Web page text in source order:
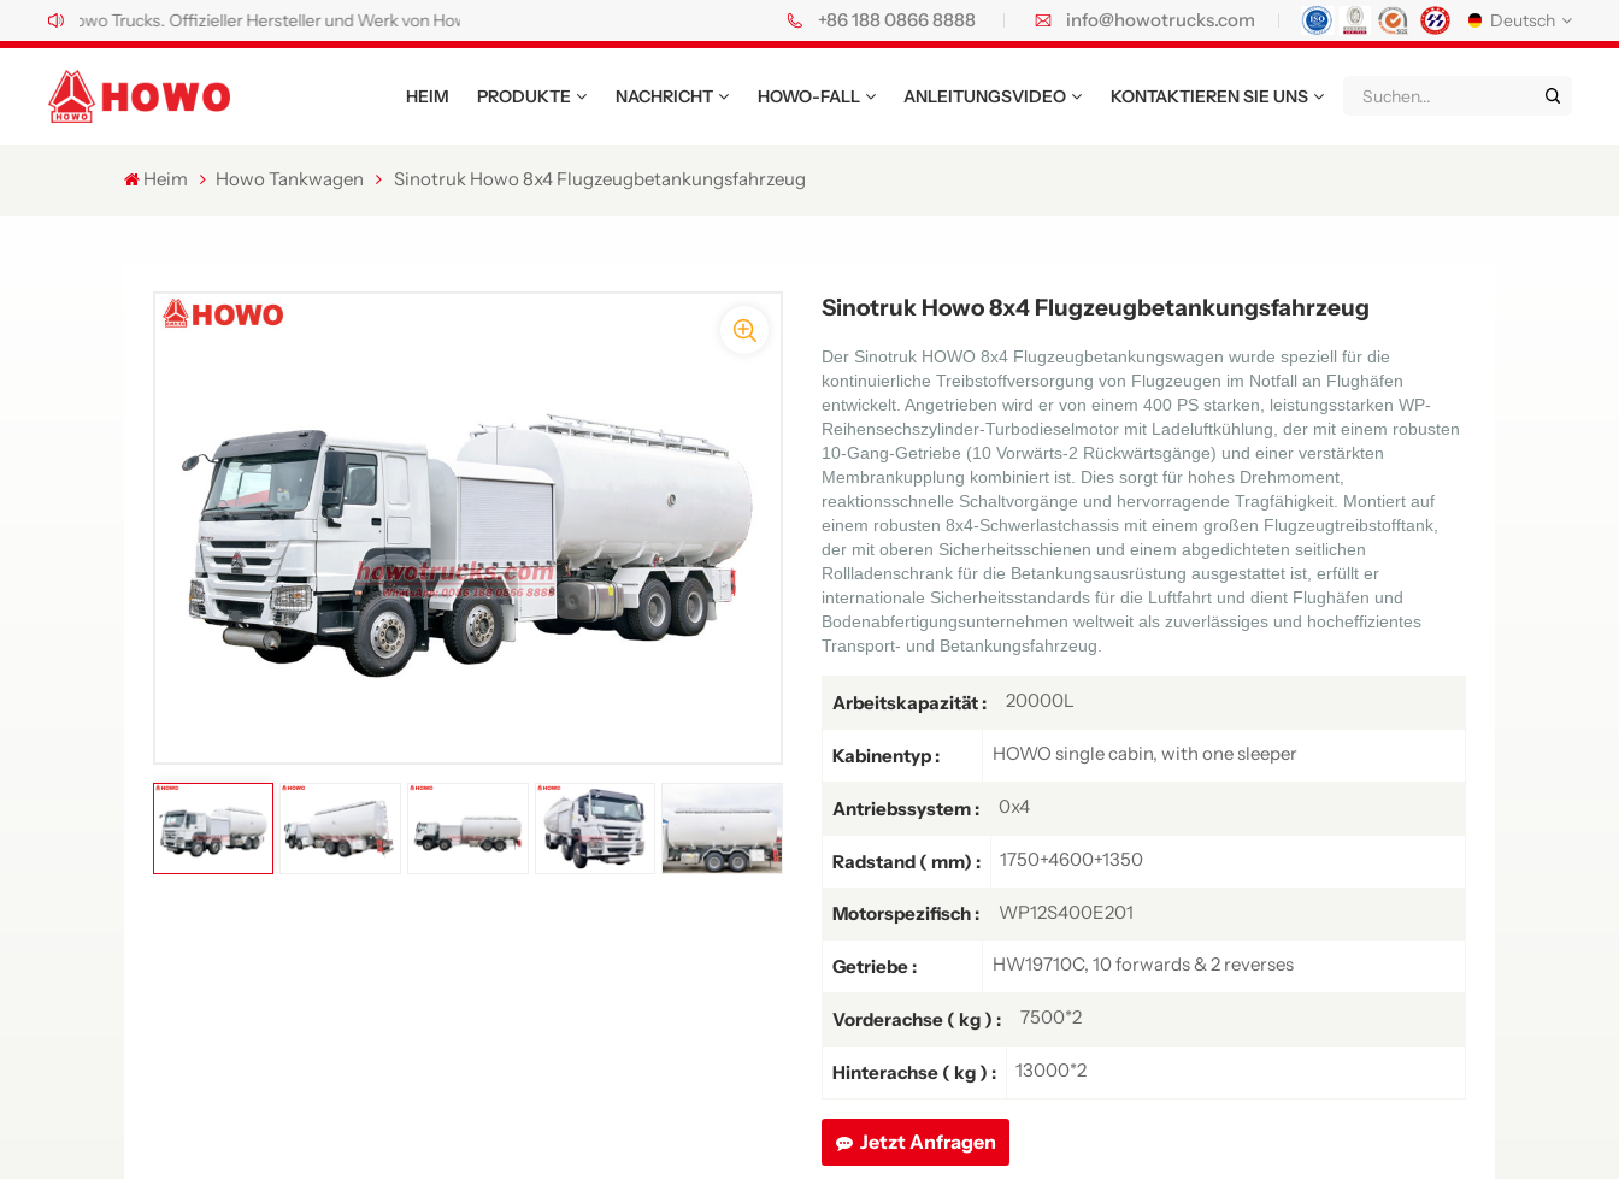
Trucks. Offizieller Hersteller und Werk von Howo Spezial-Lkw. +86 188 0866 8888 info@howotrucks.com Deutsch
Tiếng Việt عربي
မြန်မာ Filipino
Türkmenler o'zbek
українська čeština
Română فارسی
HEIM PRODUKTE NACHRICHT HOWO-FALL ANLEITUNGSVIDEO KONTAKTIEREN SIE UNS
Heim Howo Tankwagen Sinotruk Howo 8x4 Flugzeugbetankungsfahrzeug
Sinotruk Howo 8x4 Flugzeugbetankungsfahrzeug
Der Sinotruk HOWO 8x4 Flugzeugbetankungswagen wurde speziell für die
kontinuierliche Treibstoffversorgung von Flugzeugen im Notfall an Flughäfen
entwickelt. Angetrieben wird er von einem 400 PS starken, leistungsstarken WP-
Reihensechszylinder-Turbodieselmotor mit Ladeluftkühlung, der mit einem robusten
10-Gang-Getriebe (10 Vorwärts-2 Rückwärtsgänge) und einer verstärkten
Membrankupplung kombiniert ist. Dies sorgt für hohes Drehmoment,
reaktionsschnelle Schaltvorgänge und hervorragende Tragfähigkeit. Montiert auf
einem robusten 8x4-Schwerlastchassis mit einem großen Flugzeugtreibstofftank,
der mit oberen Sicherheitsschienen und einem abgedichteten seitlichen
Rollladenschrank für die Betankungsausrüstung ausgestattet ist, erfüllt er
internationale Sicherheitsstandards für die Luftfahrt und dient Flughäfen und
Bodenabfertigungsunternehmen weltweit als zuverlässiges und hocheffizientes
Transport- und Betankungsfahrzeug.
Arbeitskapazität : 20000L
Kabinentyp : HOWO single cabin, with one sleeper
Antriebssystem : 0x4
Radstand ( mm) : 1750+4600+1350
Motorspezifisch : WP12S400E201
Getriebe : HW19710C, 10 forwards & 2 reverses
Vorderachse ( kg ) : 7500*2
Hinterachse ( kg ) : 13000*2
Jetzt Anfragen